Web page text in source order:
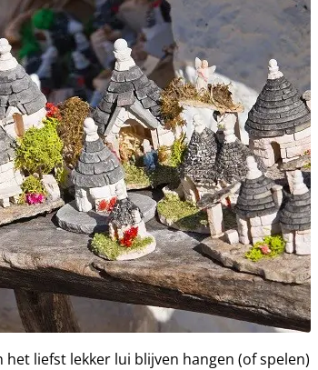
liefst lekker lui blijven hangen (of spelen)